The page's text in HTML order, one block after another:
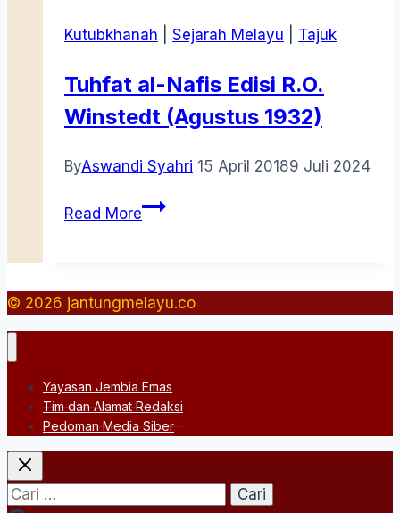
Kutubkhanah Sejarah Melayu Tajuk
Tuhfat al-Nafis Edisi R.O.
Winstedt (Agustus 1932)
ByAswandi Syahri 15 April 20189 Juli 2024
Read MoreTuhfat
R.O.
© 2026 jantungmelayu.co
Yayasan Jembia Emas
Tim dan Alamat Redaksi
Pedoman Media Siber
Cari